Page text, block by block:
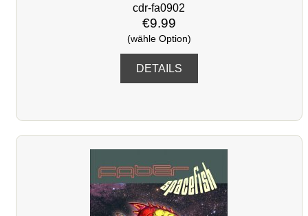
cdr-fa0902
€9.99
(wähle Option)
DETAILS